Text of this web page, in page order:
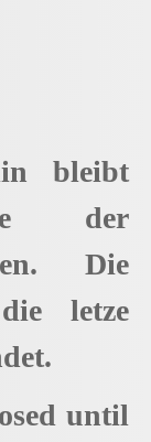
bleibt
der
Die
letze
until